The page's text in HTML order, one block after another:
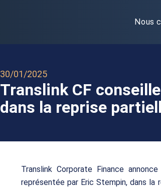
Nous
30/01/2025
Translink CF
dans la reprise
Translink Corporate Finance
représentée par Eric Stempin, dans la